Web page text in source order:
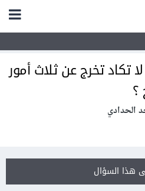
تكاد تخرج عن ثلاث أمور
الحدادي
هذا السؤال